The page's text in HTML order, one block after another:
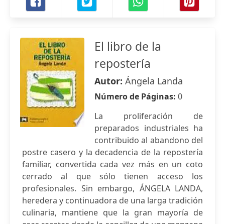
El libro de la
repostería
Autor: Ángela Landa
Número de Páginas: 0
La proliferación de
preparados industriales ha
contribuido al abandono del
postre casero y la decadencia de la repostería
familiar, convertida cada vez más en un coto
cerrado al que sólo tienen acceso los
profesionales. Sin embargo, ÁNGELA LANDA,
heredera y continuadora de una larga tradición
culinaria, mantiene que la gran mayoría de